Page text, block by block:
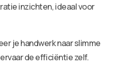
inzichten, ideaal voor
je handwerk naar slimme
de efficiëntie zelf.